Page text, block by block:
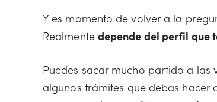
Y es momento de volver a la
Realmente depende del perfil que
Puedes sacar mucho partido a
algunos trámites que debas hacer